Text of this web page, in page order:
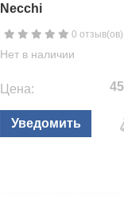
Necchi
0 отзыв(ов)
Нет в наличии
Цена:
Уведомить